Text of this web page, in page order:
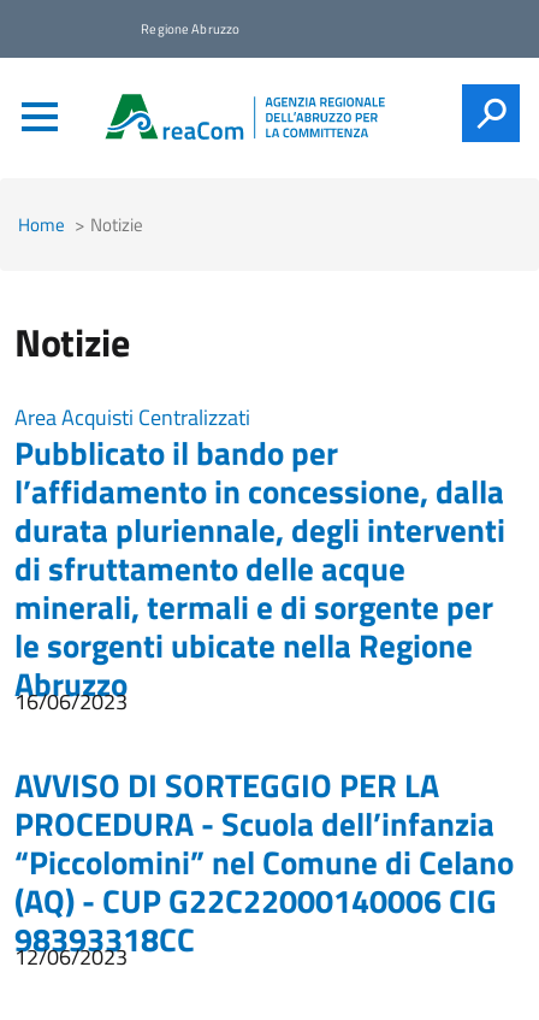
Regione Abruzzo
Home Notizie
Notizie
Area Acquisti Centralizzati
Pubblicato il bando per
l’affidamento in concessione, dalla
durata pluriennale, degli interventi
di sfruttamento delle acque
minerali, termali e di sorgente per
le sorgenti ubicate nella Regione
Abruzzo
16/06/2023
AVVISO DI SORTEGGIO PER LA
PROCEDURA - Scuola dell’infanzia
“Piccolomini” nel Comune di Celano
(AQ) - CUP G22C22000140006 CIG
98393318CC
12/06/2023